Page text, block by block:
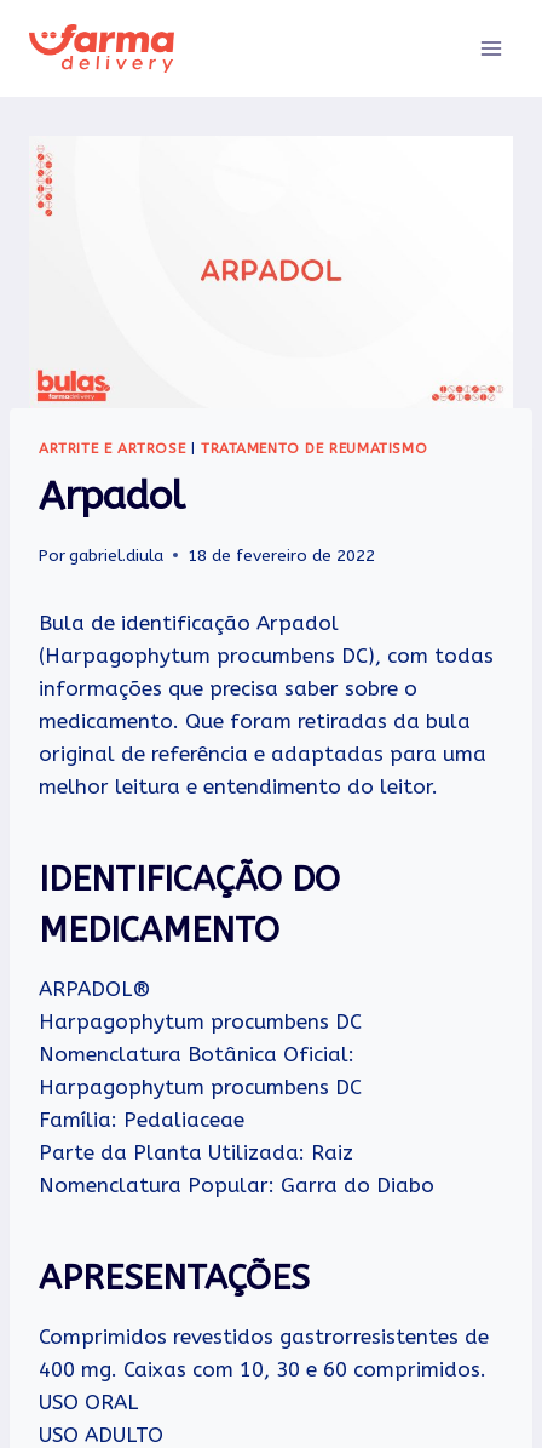
para
ARTRITE E ARTROSE| TRATAMENTO DE REUMATISMO
Arpadol
Porgabriel.diula 18 de fevereiro de 2022
Bula de identificação Arpadol
(Harpagophytum procumbens DC), com todas
informações que precisa saber sobre o
medicamento. Que foram retiradas da bula
original de referência e adaptadas para uma
melhor leitura e entendimento do leitor.
IDENTIFICAÇÃO DO
MEDICAMENTO
ARPADOL®
Harpagophytum procumbens DC
Nomenclatura Botânica Oficial:
Harpagophytum procumbens DC
Família: Pedaliaceae
Parte da Planta Utilizada: Raiz
Nomenclatura Popular: Garra do Diabo
APRESENTAÇÕES
Comprimidos revestidos gastrorresistentes de
400 mg. Caixas com 10, 30 e 60 comprimidos.
USO ORAL
USO ADULTO